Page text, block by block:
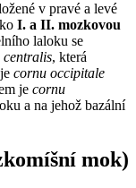
v pravé a levé
I. a II. mozkovou
laloku se
centralis, která
cornu occipitale
je cornu
a na jehož bazální
mok)